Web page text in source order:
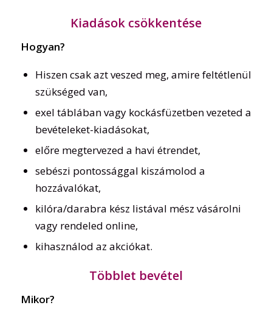
Kiadások csökkentése
Hogyan?
Hiszen csak azt veszed meg, amire feltétlenül
szükséged van,
exel táblában vagy kockásfüzetben vezeted a
bevételeket-kiadásokat,
előre megtervezed a havi étrendet,
sebészi pontossággal kiszámolod a
hozzávalókat,
kilóra/darabra kész listával mész vásárolni
vagy rendeled online,
kihasználod az akciókat.
Többlet bevétel
Mikor?